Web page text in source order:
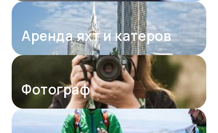
Аренда яхт и катеров
Фотограф